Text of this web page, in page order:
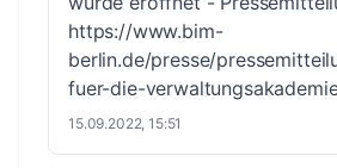
https://www.bim-
berlin.de/presse/
fuer-die-
15.09.2022, 15:51